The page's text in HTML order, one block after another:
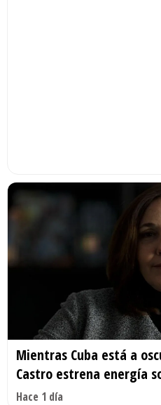
Mientras Cuba está a
Castro estrena energía
Hace 1 día